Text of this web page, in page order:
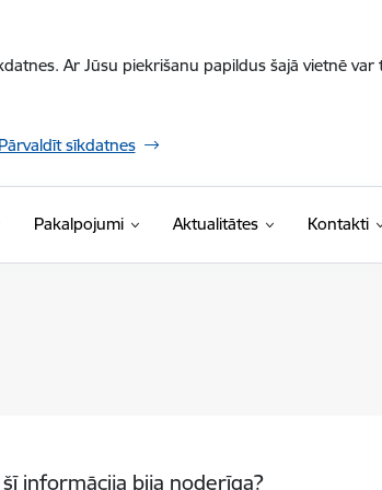
Ar Jūsu piekrišanu papildus šajā vietnē
Pārvaldīt sīkdatnes
Pakalpojumi Aktualitātes Kontakti
šī informācija bija noderīga?